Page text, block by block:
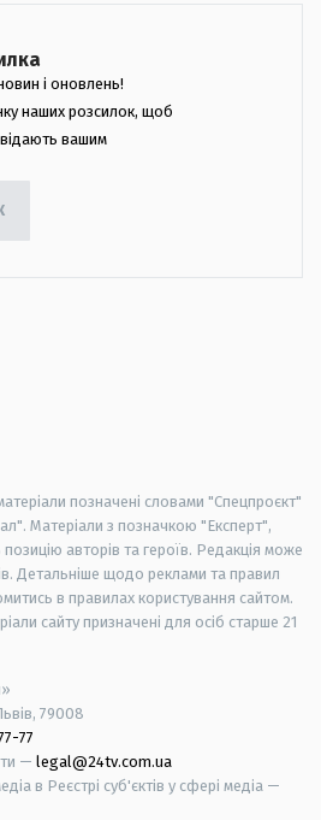
і оновлень!
наших розсилок, щоб
вашим
позначені словами "Спецпроєкт"
Матеріали з позначкою "Експерт",
авторів та героїв. Редакція може
Детальніше щодо реклами та правил
в правилах користування сайтом.
сайту призначені для осіб старше 21
79008
77
— legal@24tv.com.ua
в Реєстрі суб'єктів у сфері медіа —